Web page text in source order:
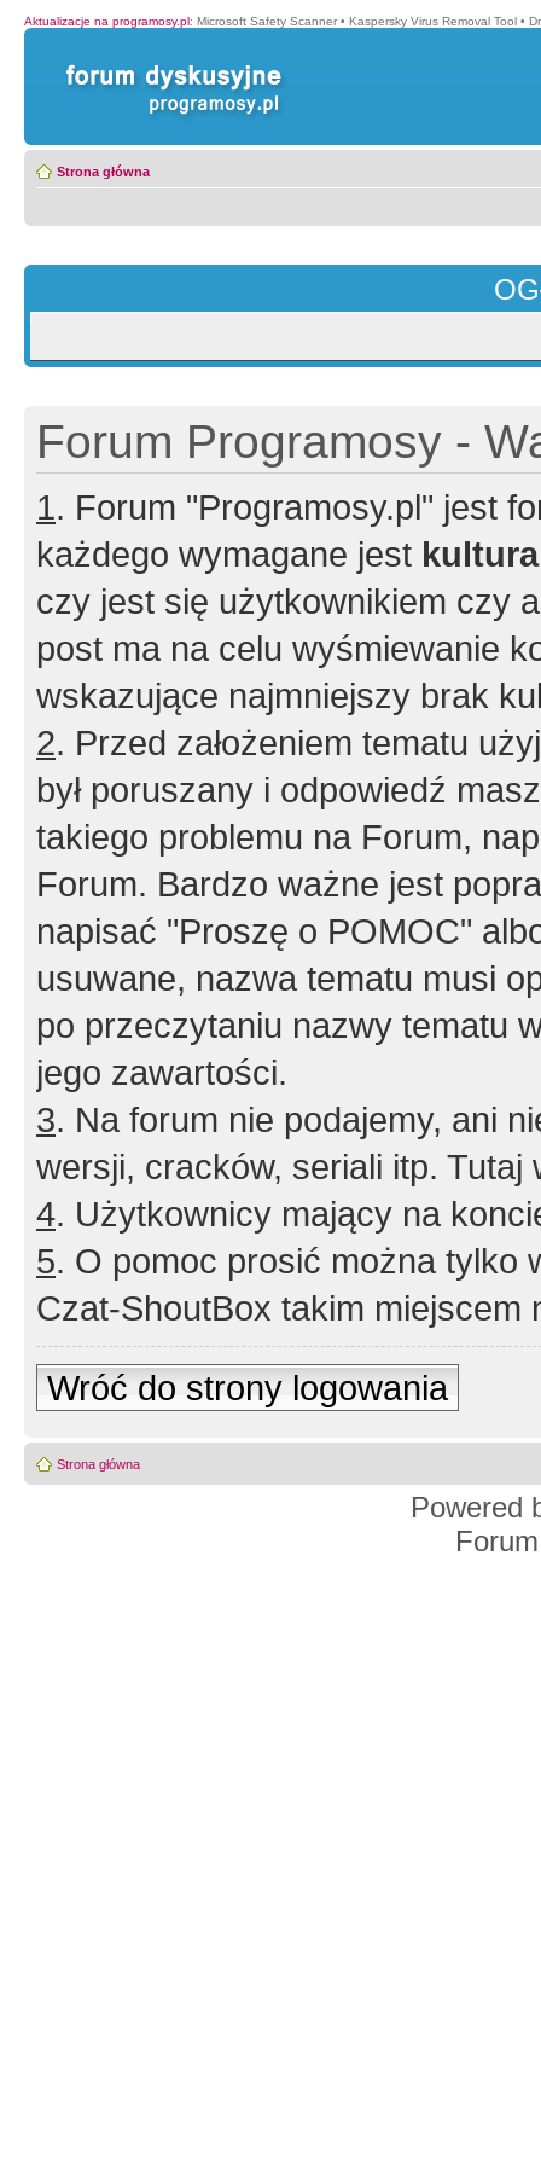
Aktualizacje na programosy.pl: Microsoft Safety Scanner • Kaspersky Virus Removal Tool •
Strona główna
Forum Programosy -
1. Forum "Programosy.pl" jest
każdego wymagane jest
czy jest się użytkownikiem czy
post ma na celu wyśmiewanie
wskazujące najmniejszy brak
2. Przed założeniem tematu
był poruszany i odpowiedź
takiego problemu na Forum,
Forum. Bardzo ważne jest
napisać "Proszę o POMOC"
usuwane, nazwa tematu musi
po przeczytaniu nazwy tematu
jego zawartości.
3. Na forum nie podajemy, ani
wersji, cracków, seriali itp. Tutaj
4. Użytkownicy mający na
5. O pomoc prosić można tylko
Czat-ShoutBox takim miejscem
Wróć do strony logowania
Strona główna
Powered